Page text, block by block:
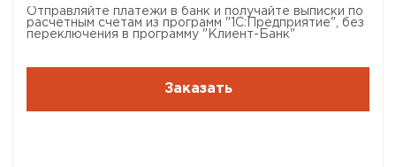
Отправляйте платежи в банк и получайте выписки по
расчетным счетам из программ "1С:Предприятие", без
переключения в программу "Клиент-Банк"
Заказать